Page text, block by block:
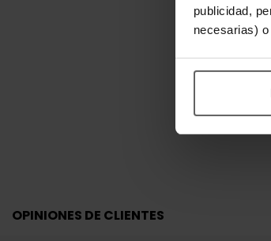
publicidad,
necesarias)
OPINIONES DE CLIENTES